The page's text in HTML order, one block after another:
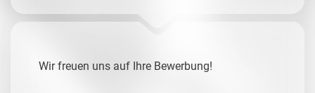
Wir freuen uns auf Ihre Bewerbung!